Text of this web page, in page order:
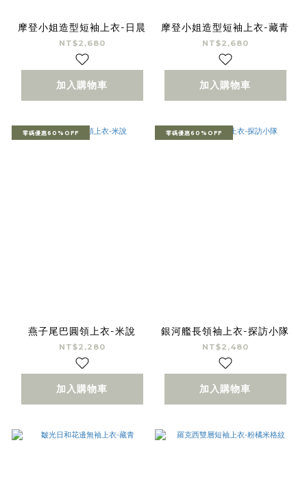
摩登小姐造型短袖上衣-日晨
NT$2,680
加入購物車
摩登小姐造型短袖上衣-藏青
NT$2,680
加入購物車
零碼優惠60%OFF
燕子尾巴圓領上衣-米說
NT$2,280
加入購物車
零碼優惠60%OFF
銀河艦長領袖上衣-探訪小隊
NT$2,480
加入購物車